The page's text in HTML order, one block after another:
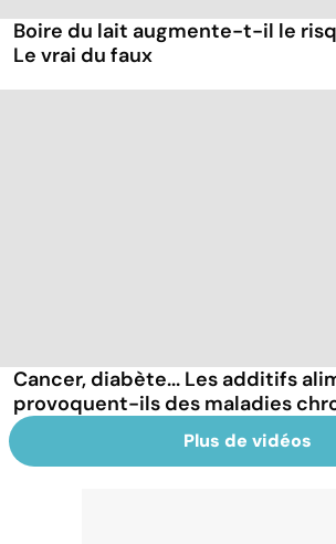
Boire du lait augmente-t-il le
Le vrai du faux
Cancer, diabète... Les additifs
provoquent-ils des maladies
Plus de vidéos